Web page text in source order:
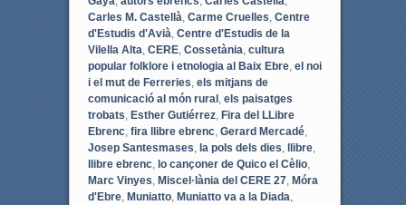
Carles M. Castellà Carme Cruelles Centre
d'Estudis d'Avià Centre d'Estudis de la
Vilella Alta CERE, Cossetània cultura
popular folklore i etnologia al Baix Ebre, el noi
i el mut de Ferreries els mitjans de
comunicació al món rural, els paisatges
trobats Esther Gutiérrez, Fira del LLibre
Ebrenc, fira llibre ebrenc, Gerard Mercadé,
Josep Santesmases la pols dels dies llibre,
llibre ebrenc, lo cançoner de Quico el Cèlio,
Marc Vinyes Miscel·lània del CERE 27, Móra
d'Ebre, Muniatto, Muniatto va a la Diada